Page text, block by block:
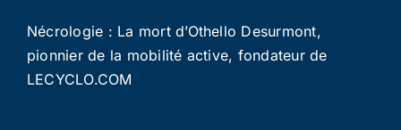
Nécrologie : La mort d’Othello Desurmont,
pionnier de la mobilité active, fondateur de
LECYCLO.COM